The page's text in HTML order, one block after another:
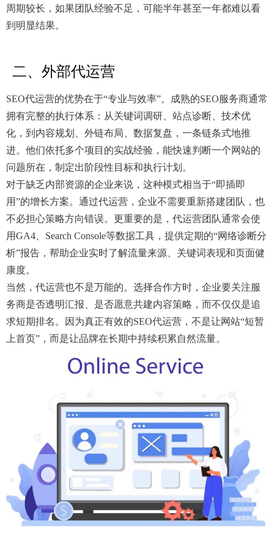
周期较长，如果团队经验不足，可能半年甚至一年都难以看
到明显结果。
二、外部代运营
SEO代运营的优势在于“专业与效率”。成熟的SEO服务商通常
拥有完整的执行体系：从关键词调研、站点诊断、技术优
化，到内容规划、外链布局、数据复盘，一条链条式地推
进。他们依托多个项目的实战经验，能快速判断一个网站的
问题所在，制定出阶段性目标和执行计划。
对于缺乏内部资源的企业来说，这种模式相当于“即插即
用”的增长方案。通过代运营，企业不需要重新搭建团队，也
不必担心策略方向错误。更重要的是，代运营团队通常会使
用GA4、Search Console等数据工具，提供定期的“网络诊断分
析”报告，帮助企业实时了解流量来源、关键词表现和页面健
康度。
当然，代运营也不是万能的。选择合作方时，企业要关注服
务商是否透明汇报、是否愿意共建内容策略，而不仅仅是追
求短期排名。因为真正有效的SEO代运营，不是让网站“短暂
上首页”，而是让品牌在长期中持续积累自然流量。